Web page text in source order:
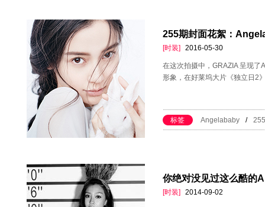
255期封面花絮：
[时装] 2016-05-30
在这次拍摄中，GRAZIA 呈现
形象，在好莱坞大片《独立日2
标签 Angelababy /
你绝对没见过这么酷的
[时装] 2014-09-02